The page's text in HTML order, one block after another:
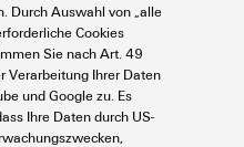
herunterladen. Verwenden Sie die
Step-Dateien auf einmal
Produkte und Dokumente, sehen Sie
Video-Tutorials und FAQs an,
...
Durch Auswahl von „alle
Cookies
Sie nach Art. 49
Verarbeitung Ihrer Daten
und Google zu. Es
Ihre Daten durch US-